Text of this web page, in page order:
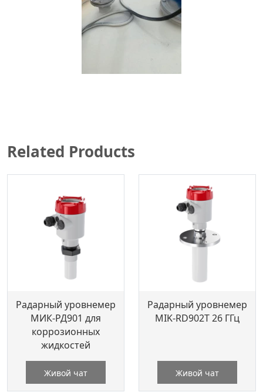
Related Products
Радарный уровнемер
МИК-РД901 для
коррозионных
жидкостей
Живой чат
Радарный уровнемер
MIK-RD902T 26 ГГц
Живой чат